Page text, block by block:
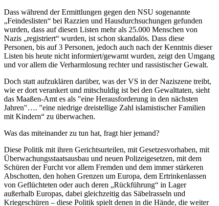
Dass während der Ermittlungen gegen den NSU sogenannte
„Feindeslisten“ bei Razzien und Hausdurchsuchungen gefunden
wurden, dass auf diesen Listen mehr als 25.000 Menschen von
Nazis „registriert“ wurden, ist schon skandalös. Dass diese
Personen, bis auf 3 Personen, jedoch auch nach der Kenntnis dieser
Listen bis heute nicht informiert/gewarnt wurden, zeigt den Umgang
und vor allem die Verharmlosung rechter und rassistischer Gewalt.
Doch statt aufzuklären darüber, was der VS in der Naziszene treibt,
wie er dort verankert und mitschuldig ist bei den Gewalttaten, sieht
das Maaßen-Amt es als "eine Herausforderung in den nächsten
Jahren"…. "eine niedrige dreistellige Zahl islamistischer Familien
mit Kindern“ zu überwachen.
Was das miteinander zu tun hat, fragt hier jemand?
Diese Politik mit ihren Gerichtsurteilen, mit Gesetzesvorhaben, mit
Überwachungsstaatsausbau und neuen Polizeigesetzen, mit dem
Schüren der Furcht vor allem Fremden und dem immer stärkeren
Abschotten, den hohen Grenzen um Europa, dem Ertrinkenlassen
von Geflüchteten oder auch deren „Rückführung“ in Lager
außerhalb Europas, dabei gleichzeitig das Säbelrasseln und
Kriegeschüren – diese Politik spielt denen in die Hände, die weiter